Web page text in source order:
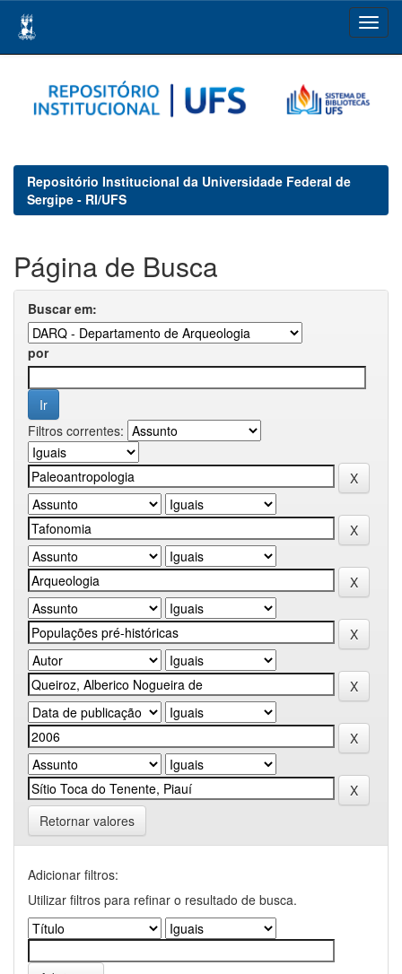
navigation
Repositório Institucional da Universidade Federal de
Sergipe - RI/UFS
Página de Busca
Buscar em:
por
Filtros correntes:
Retornar valores
Adicionar filtros:
Utilizar filtros para refinar o resultado de busca.